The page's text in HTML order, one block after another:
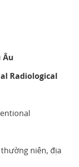
Âu
Radiological
niên, địa